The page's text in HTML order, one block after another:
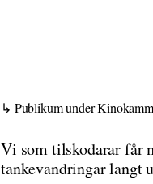
Publikum under
Vi som tilskodarar får
tankevandringar langt